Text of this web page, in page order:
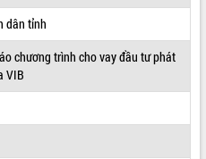
dân tỉnh
chương trình cho vay đầu tư phát
VIB